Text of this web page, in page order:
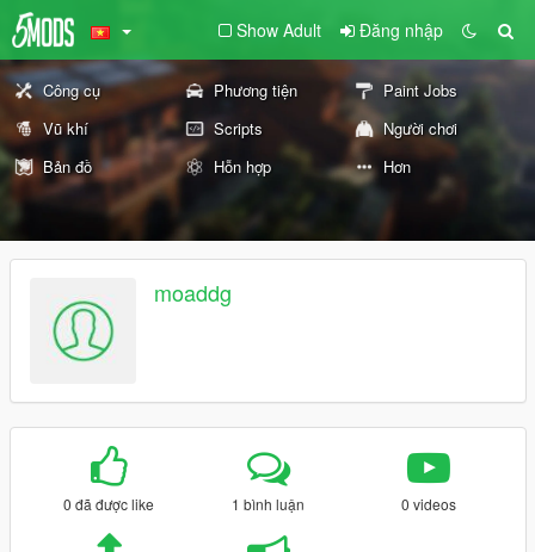
Show Adult Đăng nhập
Công cụ Phương tiện
Paint Jobs
Vũ khí
Scripts
Người chơi
Bản đồ
Hỗn hợp Hơn
moaddg
0 đã được like 1 bình luận 0 videos